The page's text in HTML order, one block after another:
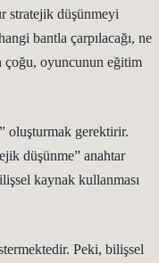
stratejik düşünmeyi
bantla çarpılacağı, ne
çoğu, oyuncunun eğitim
oluşturmak gerektirir.
düşünme” anahtar
kaynak kullanması
Peki, bilişsel